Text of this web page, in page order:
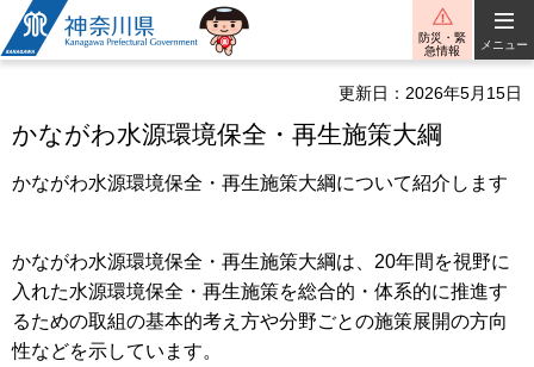
神奈川県
防災・緊
急情報
メニュー
更新日：2026年5月15日
かながわ水源環境保全・再生施策大綱
かながわ水源環境保全・再生施策大綱について紹介します
かながわ水源環境保全・再生施策大綱は、20年間を視野に
入れた水源環境保全・再生施策を総合的・体系的に推進す
るための取組の基本的考え方や分野ごとの施策展開の方向
性などを示しています。